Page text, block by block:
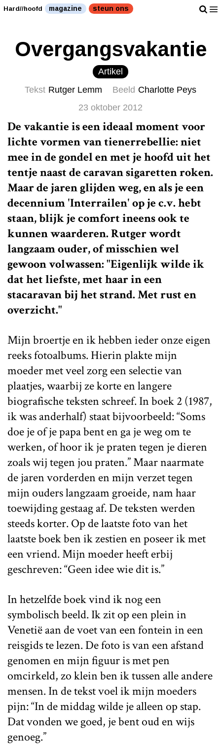
Hard//hoofd magazine steun ons
Overgangsvakantie
Artikel
Tekst Rutger Lemm Beeld Charlotte Peys
23 oktober 2012
De vakantie is een ideaal moment voor
lichte vormen van tienerrebellie: niet
mee in de gondel en met je hoofd uit het
tentje naast de caravan sigaretten roken.
Maar de jaren glijden weg, en als je een
decennium 'Interrailen' op je c.v. hebt
staan, blijk je comfort ineens ook te
kunnen waarderen. Rutger wordt
langzaam ouder, of misschien wel
gewoon volwassen: "Eigenlijk wilde ik
dat het liefste, met haar in een
stacaravan bij het strand. Met rust en
overzicht."
Mijn broertje en ik hebben ieder onze eigen
reeks fotoalbums. Hierin plakte mijn
moeder met veel zorg een selectie van
plaatjes, waarbij ze korte en langere
biografische teksten schreef. In boek 2 (1987,
ik was anderhalf) staat bijvoorbeeld: “Soms
doe je of je papa bent en ga je weg om te
werken, of hoor ik je praten tegen je dieren
zoals wij tegen jou praten.” Maar naarmate
de jaren vorderden en mijn verzet tegen
mijn ouders langzaam groeide, nam haar
toewijding gestaag af. De teksten werden
steeds korter. Op de laatste foto van het
laatste boek ben ik zestien en poseer ik met
een vriend. Mijn moeder heeft erbij
geschreven: “Geen idee wie dit is.”
In hetzelfde boek vind ik nog een
symbolisch beeld. Ik zit op een plein in
Venetië aan de voet van een fontein in een
reisgids te lezen. De foto is van een afstand
genomen en mijn figuur is met pen
omcirkeld, zo klein ben ik tussen alle andere
mensen. In de tekst voel ik mijn moeders
pijn: “In de middag wilde je alleen op stap.
Dat vonden we goed, je bent oud en wijs
genoeg.”